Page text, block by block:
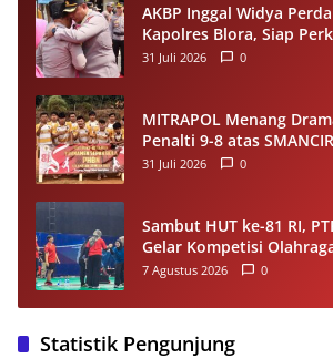
AKBP Inggal Widya
Kapolres Blora, Siap
Publik dan Kamtibmas
31 Juli 2026 0
MITRAPOL Menang
Penalti 9-8 atas
HUT Ke-81 RI Kecamatan
31 Juli 2026 0
Sambut HUT ke-81 RI,
Gelar Kompetisi
Perkuat Soliditas
7 Agustus 2026 0
Statistik Pengunjung